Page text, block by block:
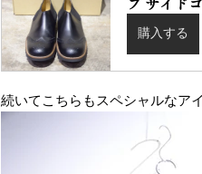
プ サイド
購入する
続いてこちらもスペシャルなア